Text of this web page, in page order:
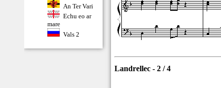
An Ter Vari
Echu eo ar
mare
Vals 2
Landrellec - 2 / 4